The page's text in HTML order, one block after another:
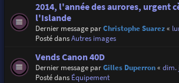
2014, l'année des aurores, urgent
l'Islande
Dernier message parChristophe Suarez«
Posté dansAutres images
Vends Canon 40D
Dernier message parGilles Duperron« dim.
Posté dans Équipement